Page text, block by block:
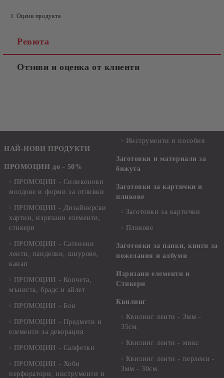
Оцени продукта
Ревюта
Отзиви и оценка от клиенти
НАЙ-НОВИ ПРОДУКТИ
ПРОМОЦИИ до - 50%
ПРОМОЦИИ - Силиконови
молдове и форми за отливки
ПРОМОЦИИ - Дизайнерски
хартии, изрязани елементи,
стикери
ПРОМОЦИИ - Сатенени
ленти, панделки, шнурове,
канап
ПРОМОЦИИ - Копчета,
мъниста, брадс и айлет
ПРОМОЦИИ - Бои
ПРОМОЦИИ - Предмети и
елементи за декорация
ПРОМОЦИИ - Салфетки
ПРОМОЦИИ - Хоби
перфоратори, инструменти и
Инструменти и пособия
Заготовки и материали за
бижута
Заготовки за картички и
пликове
Заготовки за картички
Пликове
Заготовки за папки, книги за
пожелания и албуми
Изрязани елементи и
Стикери
Квилинг
Квилинг ленти - 3мм -
35см.
Квилинг ленти - микс
Квилинг ленти - перлени -
3мм - 30см.